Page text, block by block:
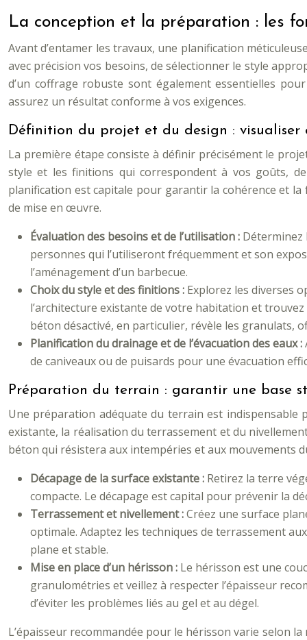
La conception et la préparation : les
Avant d’entamer les travaux, une planification
avec précision vos besoins, de sélectionner le style
d’un coffrage robuste sont également essentielles
assurez un résultat conforme à vos exigences.
Définition du projet et du design :
La première étape consiste à définir précisément le
style et les finitions qui correspondent à vos goûts,
planification est capitale pour garantir la cohérence et
de mise en œuvre.
Évaluation des besoins et de l’utilisation : Déterminez
personnes qui l’utiliseront fréquemment et son
l’aménagement d’un barbecue.
Choix du style et des finitions : Explorez les diverses
l’architecture existante de votre habitation et
béton désactivé, en particulier, révèle les granulats,
Planification du drainage et de l’évacuation des eaux :
de caniveaux ou de puisards pour une évacuation
Préparation du terrain : garantir une base
Une préparation adéquate du terrain est
existante, la réalisation du terrassement et du
béton qui résistera aux intempéries et aux mouvements
Décapage de la surface existante : Retirez la terre
compacte. Le décapage est capital pour prévenir la
Terrassement et nivellement :Créez une surface
optimale. Adaptez les techniques de terrassement
plane et stable.
Mise en place d’un hérisson : Le hérisson est une
granulométries et veillez à respecter l’épaisseur
d’éviter les problèmes liés au gel et au dégel.
L’épaisseur recommandée pour le hérisson varie selon